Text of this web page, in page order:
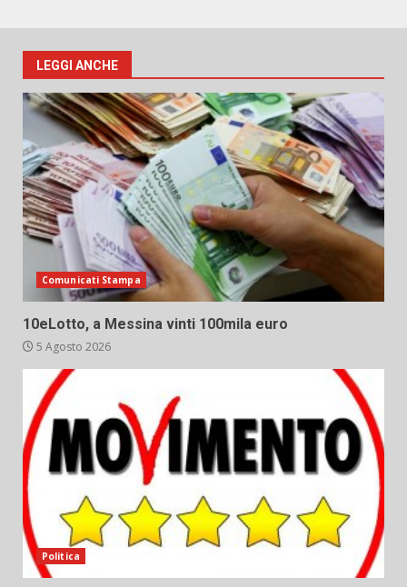
LEGGI ANCHE
Comunicati Stampa
10eLotto, a Messina vinti 100mila euro
5 Agosto 2026
Politica